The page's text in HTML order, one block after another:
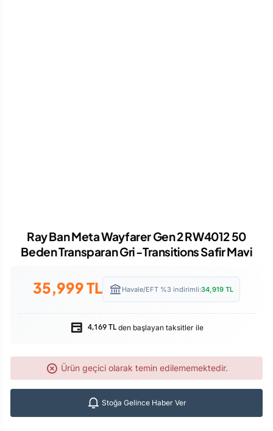
Ray Ban Meta Wayfarer Gen 2 RW4012 50
Beden Transparan Gri -Transitions Safir Mavi
35,999TL Havale/EFT %3 indirimli:34,919 TL
4,169 TLden başlayan taksitler ile
Ürün geçici olarak temin edilememektedir.
Stoğa Gelince Haber Ver